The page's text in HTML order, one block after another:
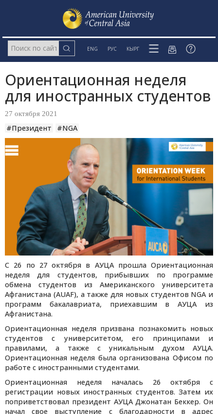
ENG РУС КЫРГ
Ориентационная неделя
для иностранных студентов
27 октября 2021
#Президент #NGA
С 26 по 27 октября в АУЦА прошла Ориентационная
неделя для студентов, прибывших по программе
обмена студентов из Американского университета
Афганистана (AUAF), а также для новых студентов NGA и
программ бакалавриата, приехавшим в АУЦА из
Афганистана.
Ориентационная неделя призвана познакомить новых
студентов с университетом, его принципами и
правилами, а также с уникальным духом АУЦА.
Ориентационная неделя была организована Офисом по
работе с иностранными студентами.
Ориентационная неделя началась 26 октября с
регистрации новых иностранных студентов. Затем их
поприветствовал президент АУЦА Джонатан Беккер. Он
начал свое выступление с благодарности в адрес